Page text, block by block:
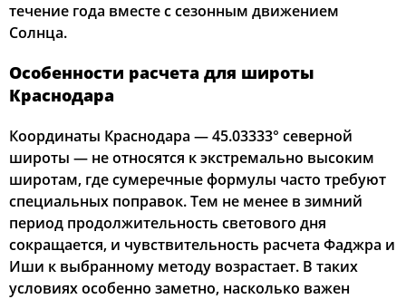
течение года вместе с сезонным движением
Солнца.
Особенности расчета для широты
Краснодара
Координаты Краснодара — 45.03333° северной
широты — не относятся к экстремально высоким
широтам, где сумеречные формулы часто требуют
специальных поправок. Тем не менее в зимний
период продолжительность светового дня
сокращается, и чувствительность расчета Фаджра и
Иши к выбранному методу возрастает. В таких
условиях особенно заметно, насколько важен